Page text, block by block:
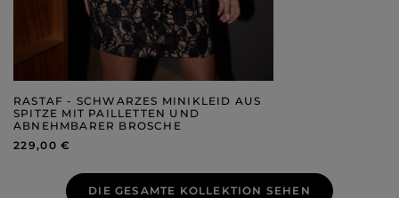
RASTAF - SCHWARZES MINIKLEID AUS
SPITZE MIT PAILLETTEN UND
ABNEHMBARER BROSCHE
229,00 €
DIE GESAMTE KOLLEKTION SEHEN